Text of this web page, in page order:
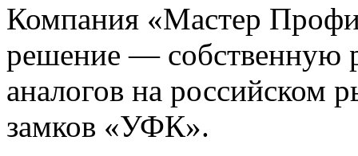
Компания «Мастер
решение — собственную
аналогов на российском
замков «УФК».